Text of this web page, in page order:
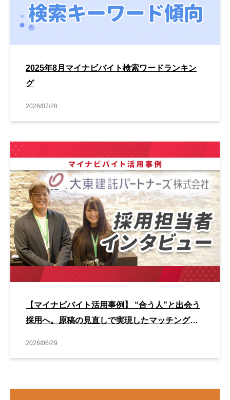
2025年8月マイナビバイト検索ワードランキン
グ
2026/07/28
【マイナビバイト活用事例】 “合う人”と出会う
採用へ。原稿の見直しで実現したマッチング改
2026/06/29